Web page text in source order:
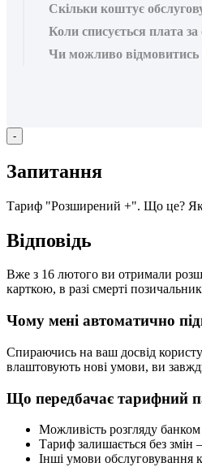
Скільки коштує
Коли списується плата
Чи можливо відмовитись
-
Запитання
Тариф "Розширений +". Що це? Я
Відповідь
Вже з 16 лютого ви отримали розш
карткою, в разі смерті позичальник
Чому мені автоматично під
Спираючись на ваш досвід користу
влаштовують нові умови, ви завжд
Що передбачає тарифний п
Можливість розгляду банком
Тариф залишається без змін
Інші умови обслуговування к